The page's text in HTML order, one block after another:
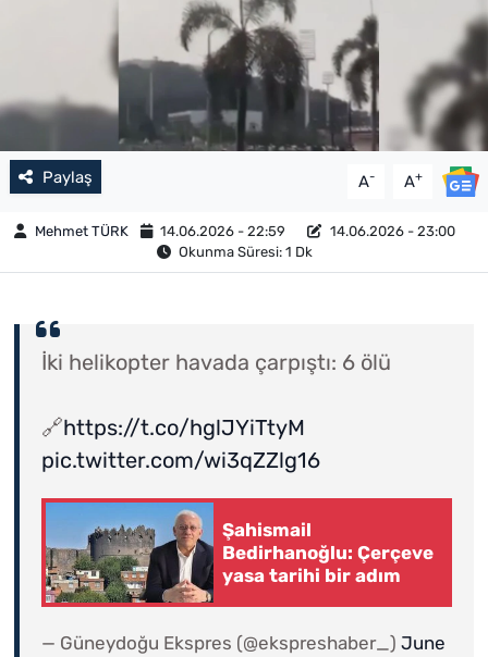
Paylaş A- A+
Mehmet TÜRK 14.06.2026 - 22:59
14.06.2026 - 23:00
Okunma Süresi: 1 Dk
İki helikopter havada çarpıştı: 6 ölü
🔗https://t.co/hglJYiTtyM
pic.twitter.com/wi3qZZlg16
Şahismail
Bedirhanoğlu: Çerçeve
yasa tarihi bir adım
— Güneydoğu Ekspres (@ekspreshaber_) June